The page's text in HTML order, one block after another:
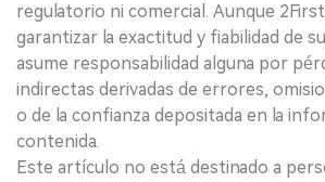
regulatorio ni comercial. Aunque
garantizar la exactitud y fiabilidad de
asume responsabilidad alguna por
indirectas derivadas de errores,
o de la confianza depositada en la
contenida.
Este artículo no está destinado a